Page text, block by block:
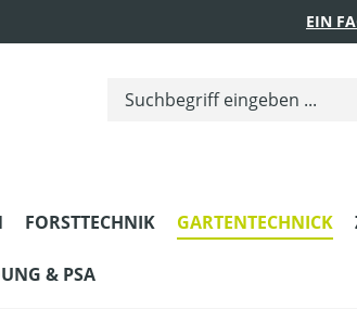
EIN
FORSTTECHNIK GARTENTECHNICK
& PSA